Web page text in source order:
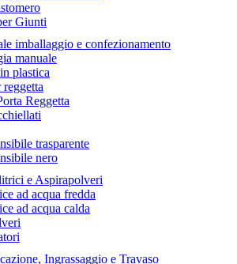
Giunti
imballaggio e confezionamento
manuale
plastica
Reggetta
trasparente
nero
e Aspirapolveri
ad acqua fredda
ad acqua calda
Ingrassaggio e Travaso